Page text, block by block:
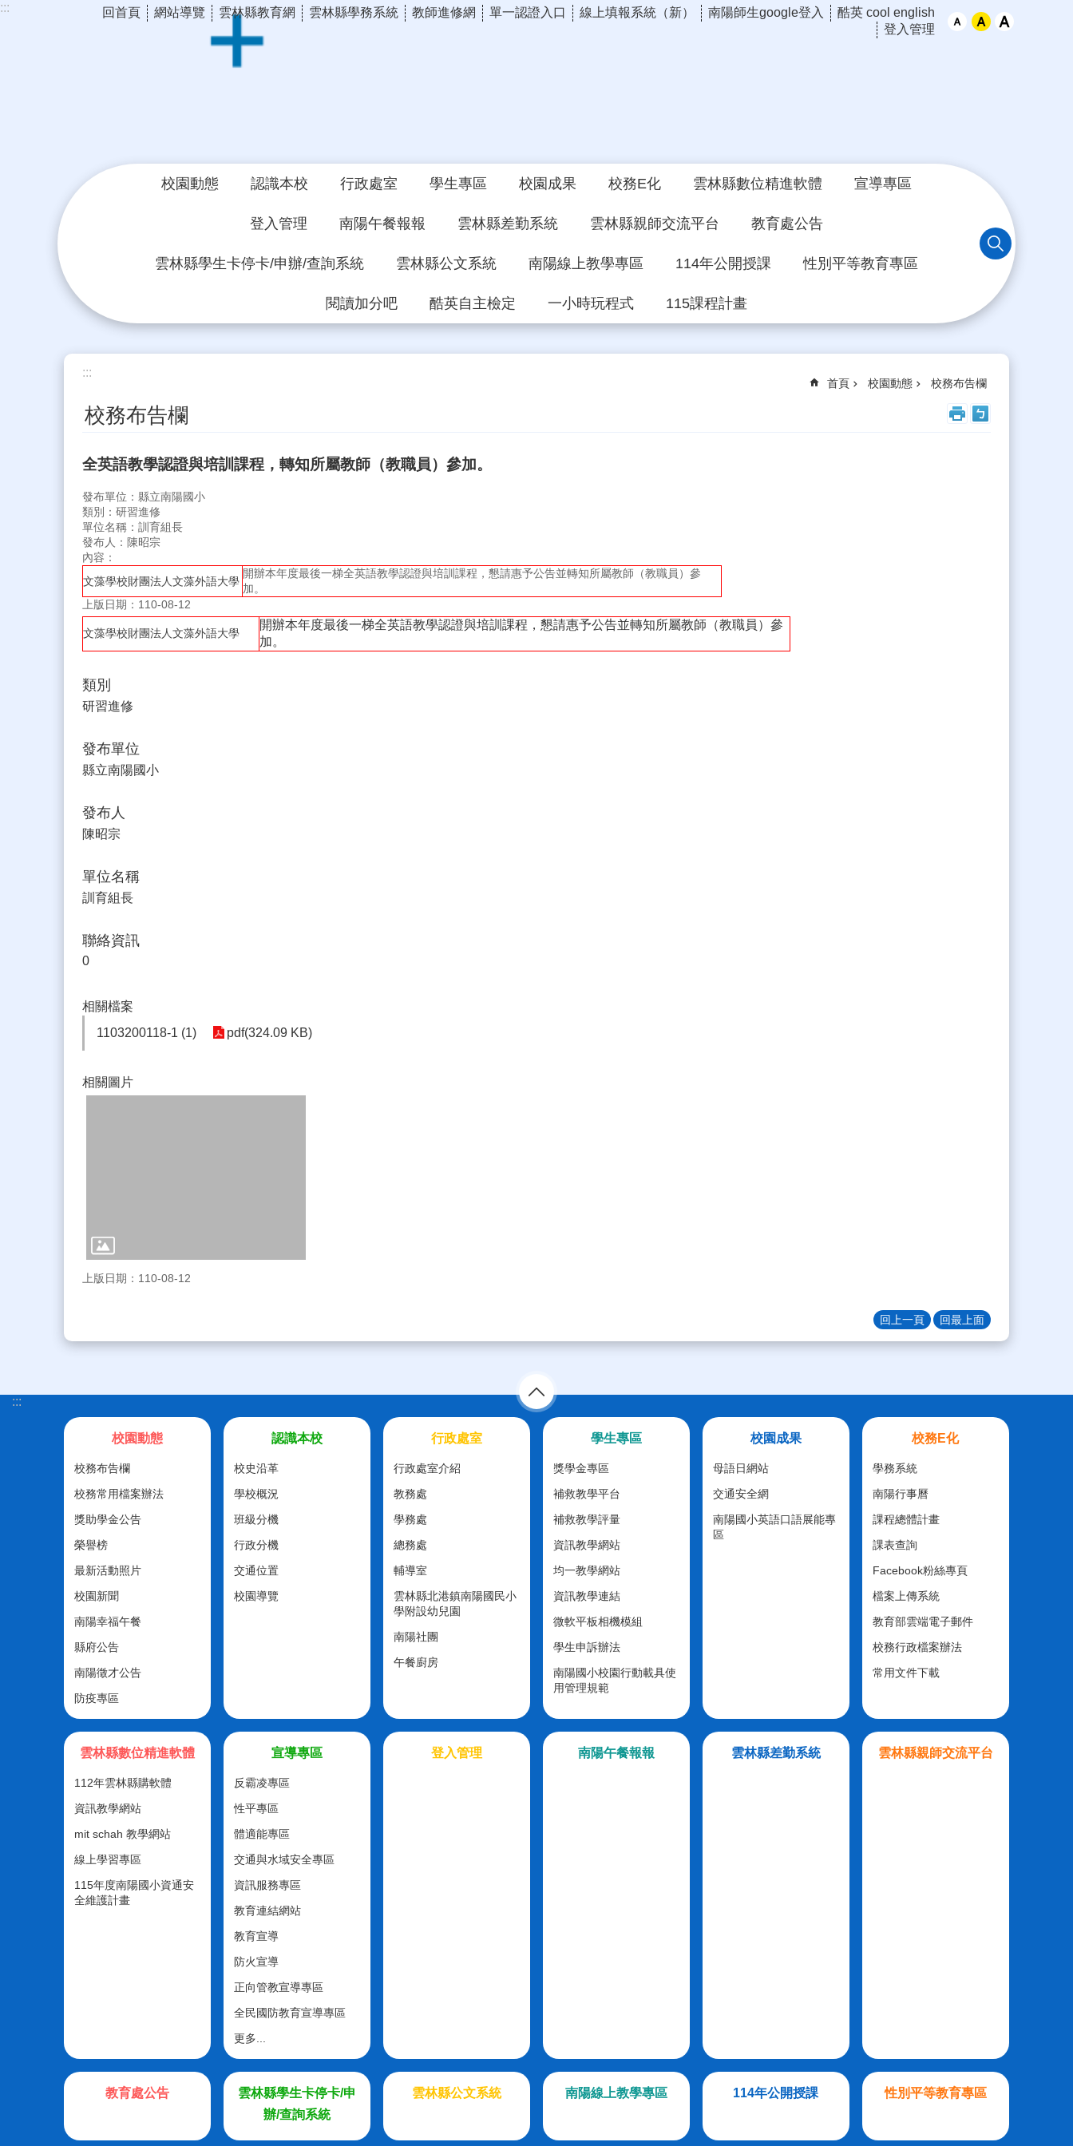
跳到主要內容區塊
::: 回首頁 網站導覽 雲林縣教育網 雲林縣學務系統 教師進修網 單一認證入口 線上填報系統（新） 南陽師生google登入
酷英 cool english
登入管理
校園動態 認識本校 行政處室 學生專區 校園成果 校務E化 雲林縣數位精進軟體 宣導專區
登入管理 南陽午餐報報 雲林縣差勤系統 雲林縣親師交流平台 教育處公告
雲林縣學生卡停卡/申辦/查詢系統 雲林縣公文系統 南陽線上教學專區 114年公開授課 性別平等教育專區
閱讀加分吧 酷英自主檢定 一小時玩程式 115課程計畫
:::
首頁 校園動態 校務布告欄
校務布告欄
全英語教學認證與培訓課程，轉知所屬教師（教職員）參加。
發布單位：縣立南陽國小
類別：研習進修
單位名稱：訓育組長
發布人：陳昭宗
內容：
文藻學校財團法人文藻外語大學
開辦本年度最後一梯全英語教學認證與培訓課程，懇請惠予公告並轉知所屬教師（教職員）參
加。
上版日期：110-08-12
文藻學校財團法人文藻外語大學
開辦本年度最後一梯全英語教學認證與培訓課程，懇請惠予公告並轉知所屬教師（教職員）參
加。
類別
研習進修
發布單位
縣立南陽國小
發布人
陳昭宗
單位名稱
訓育組長
聯絡資訊
0
相關檔案
1103200118-1 (1)
pdf(324.09 KB)
相關圖片
上版日期：110-08-12
回上一頁 回最上面
:::
校園動態
校務布告欄
校務常用檔案辦法
獎助學金公告
榮譽榜
最新活動照片
校園新聞
南陽幸福午餐
縣府公告
南陽徵才公告
防疫專區
認識本校
校史沿革
學校概況
班級分機
行政分機
交通位置
校園導覽
行政處室
行政處室介紹
教務處
學務處
總務處
輔導室
雲林縣北港鎮南陽國民小
學附設幼兒園
南陽社團
午餐廚房
學生專區
獎學金專區
補救教學平台
補救教學評量
資訊教學網站
均一教學網站
資訊教學連結
微軟平板相機模組
學生申訴辦法
南陽國小校園行動載具使
用管理規範
校園成果
母語日網站
交通安全網
南陽國小英語口語展能專
區
校務E化
學務系統
南陽行事曆
課程總體計畫
課表查詢
Facebook粉絲專頁
檔案上傳系統
教育部雲端電子郵件
校務行政檔案辦法
常用文件下載
雲林縣數位精進軟體
112年雲林縣購軟體
資訊教學網站
mit schah 教學網站
線上學習專區
115年度南陽國小資通安
全維護計畫
宣導專區
反霸凌專區
性平專區
體適能專區
交通與水域安全專區
資訊服務專區
教育連結網站
教育宣導
防火宣導
正向管教宣導專區
全民國防教育宣導專區
更多...
登入管理 南陽午餐報報 雲林縣差勤系統 雲林縣親師交流平台
教育處公告
雲林縣學生卡停卡/申
辦/查詢系統
雲林縣公文系統 南陽線上教學專區 114年公開授課 性別平等教育專區